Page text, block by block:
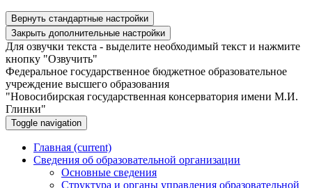
Вернуть стандартные настройки
Закрыть дополнительные настройки
Для озвучки текста - выделите необходимый текст и нажмите
кнопку "Озвучить"
Федеральное государственное бюджетное образовательное
учреждение высшего образования
"Новосибирская государственная консерватория имени М.И.
Глинки"
Toggle navigation
Главная (current)
Сведения об образовательной организации
Основные сведения
Структура и органы управления образовательной